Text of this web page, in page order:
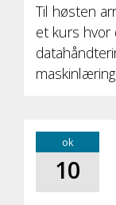
Til høsten
et kurs
ok
10